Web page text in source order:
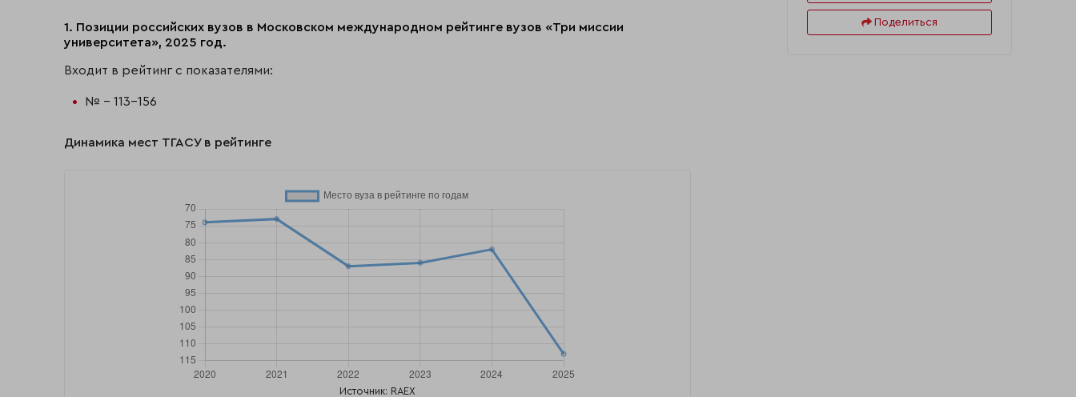
1. Позиции российских вузов в Московском международном рейтинге вузов «Три миссии
университета», 2025 год.
Входит в рейтинг с показателями:
№ - 113-156
Динамика мест ТГАСУ в рейтинге
Источник: RAEX
Поделиться